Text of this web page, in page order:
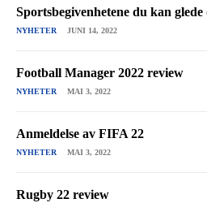
Sportsbegivenhetene du kan glede
NYHETER JUNI 14, 2022
Football Manager 2022 review
NYHETER MAI 3, 2022
Anmeldelse av FIFA 22
NYHETER MAI 3, 2022
Rugby 22 review